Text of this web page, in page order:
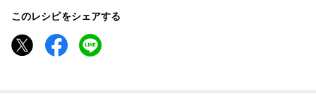
このレシピをシェアする